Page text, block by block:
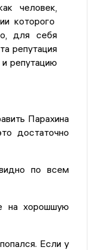
человек,
которого
для себя
репутация
репутацию
Парахина
достаточно
по всем
на хорошшую
Если у